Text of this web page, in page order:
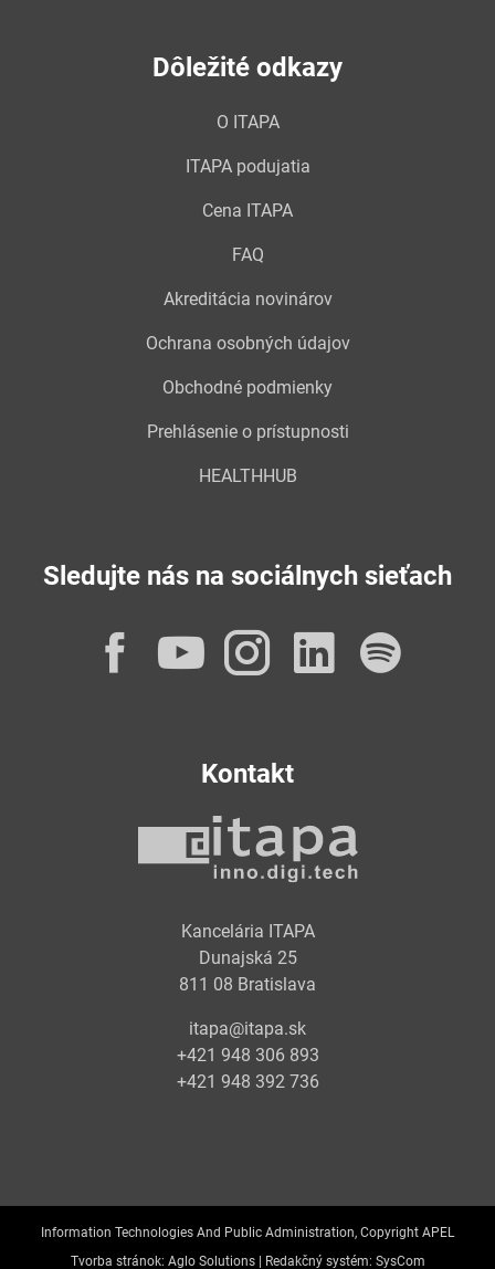
Dôležité odkazy
O ITAPA
ITAPA podujatia
Cena ITAPA
FAQ
Akreditácia novinárov
Ochrana osobných údajov
Obchodné podmienky
Prehlásenie o prístupnosti
HEALTHHUB
Sledujte nás na sociálnych sieťach
Facebook
YouTube
Instagram
Kontakt
Kancelária ITAPA
Dunajská 25
811 08 Bratislava
itapa@itapa.sk
+421 948 306 893
+421 948 392 736
Information Technologies And Public Administration, Copyright APEL
Tvorba stránok: Aglo Solutions | Redakčný systém: SysCom